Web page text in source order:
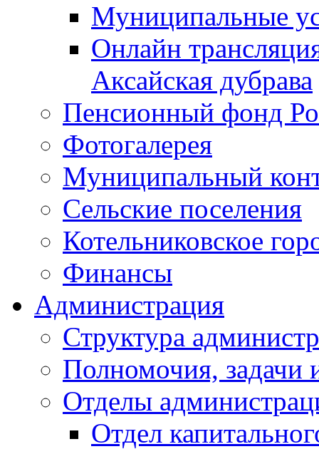
Муниципальные
Онлайн
Аксайская дубрава
Пенсионный фонд
Фотогалерея
Муниципальный
Сельские поселения
Котельниковское
Финансы
Администрация
Структура
Полномочия, задачи
Отделы
Отдел